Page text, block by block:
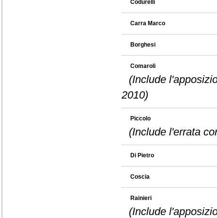
Codurelli
Carra Marco
Borghesi
Comaroli
(Include
2010)
Piccolo
(Include l'errata
Di Pietro
Coscia
Rainieri
(Include